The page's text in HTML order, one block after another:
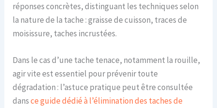
réponses concrètes, distinguant les techniques selon
la nature de la tache : graisse de cuisson, traces de
moisissure, taches incrustées.
Dans le cas d’une tache tenace, notamment la rouille,
agir vite est essentiel pour prévenir toute
dégradation : l’astuce pratique peut être consultée
dansce guide dédié à l’élimination des taches de